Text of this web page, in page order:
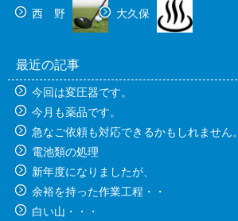
西 野 大久保
最近の記事
今回は変圧器です。
今月も薬品です。
急なご依頼も対応できるかもしれません。
電池類の処理
新年度になりましたが、
余裕を持った作業工程・・
白い山・・・